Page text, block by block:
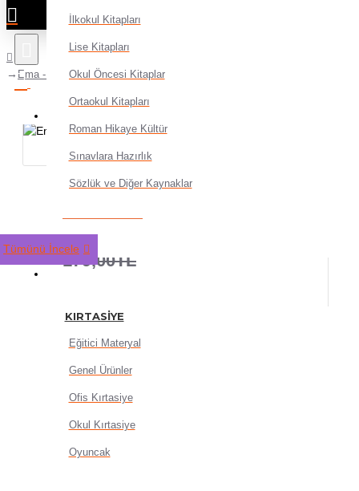
İlkokul Kitapları
Lise Kitapları
Okul Öncesi Kitaplar
Ortaokul Kitapları
Roman Hikaye Kültür
Sınavlara Hazırlık
Sözlük ve Diğer Kaynaklar
Tümünü İncele
KIRTASIYE
Eğitici Materyal
Genel Ürünler
Ofis Kırtasiye
Okul Kırtasiye
Oyuncak
Ema - Almanca Sözlük Plastik Kapak
Ema - Almanca Sözlük
143,20TL
179,00TL
SEPETE EKLE
HEMEN AL